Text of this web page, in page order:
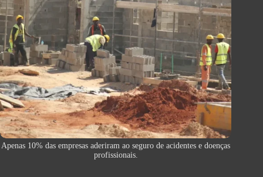
Apenas 10% das empresas aderiram ao seguro de acidentes e doenças
profissionais.